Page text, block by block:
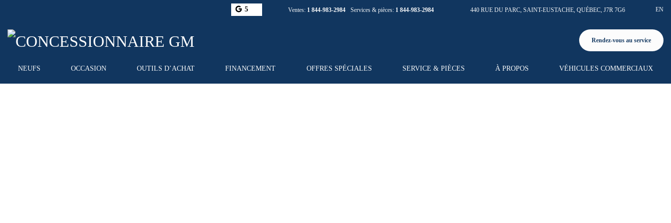
5 Ventes: 1 844-983-2984 Services & pièces: 1 844-983-2984 440 RUE DU PARC SAINT-EUSTACHE QUÉBEC J7R 7G6 EN
Rendez-vous au service
NEUFS OCCASION OUTILS D’ACHAT FINANCEMENT OFFRES SPÉCIALES SERVICE & PIÈCES À PROPOS VÉHICULES COMMERCIAUX